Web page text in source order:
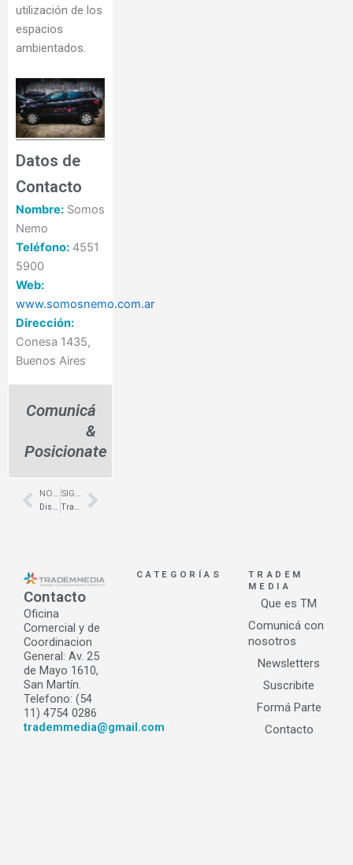
utilización de los
espacios
ambientados.
Datos de
Contacto
Nombre: Somos
Nemo
Teléfono: 4551
5900
Web:
www.somosnemo.com.ar
Dirección:
Conesa 1435,
Buenos Aires
Comunicá
&
Posicionate
Prev
NOTA ANTERIOR SIGUIENTE NOTA Next
Contacto
Oficina
Comercial y de
Coordinacion
General: Av. 25
de Mayo 1610,
San Martín.
Telefono: (54
11) 4754 0286
trademmedia@gmail.com
CATEGORÍAS
TRADEM
MEDIA
Que es TM
Comunicá con
nosotros
Newsletters
Suscribite
Formá Parte
Contacto